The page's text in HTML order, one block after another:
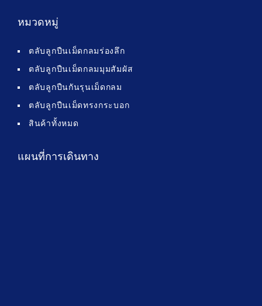
หมวดหมู่
ตลับลูกปืนเม็ดกลมร่องลึก
ตลับลูกปืนเม็ดกลมมุมสัมผัส
ตลับลูกปืนกันรุนเม็ดกลม
ตลับลูกปืนเม็ดทรงกระบอก
สินค้าทั้งหมด
แผนที่การเดินทาง